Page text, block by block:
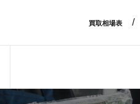
買取相場表/